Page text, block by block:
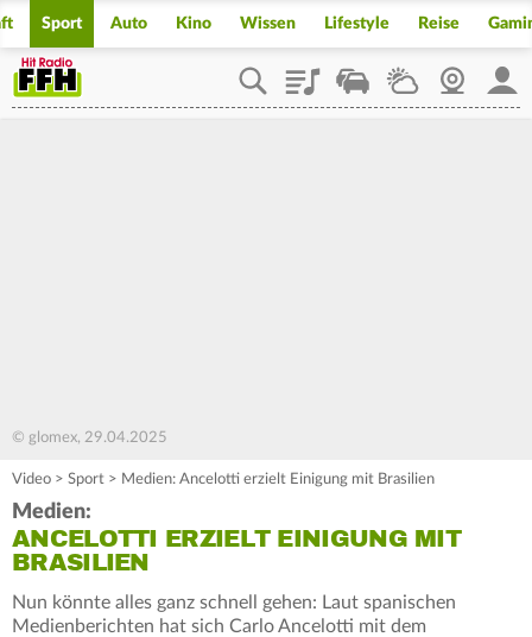
Sport Auto Kino Wissen Lifestyle Reise
PlaylistStaupilotWetterWebcam
© glomex, 29.04.2025
Video > Sport > Medien: Ancelotti erzielt Einigung mit Brasilien
Medien:
ANCELOTTI ERZIELT EINIGUNG MIT
BRASILIEN
Nun könnte alles ganz schnell gehen: Laut spanischen
Medienberichten hat sich Carlo Ancelotti mit dem